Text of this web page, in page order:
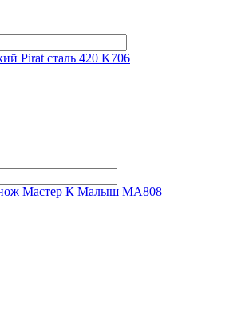
Pirat сталь 420 K706
Мастер К Малыш MA808